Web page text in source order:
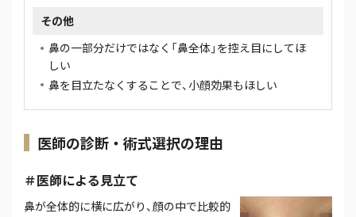
その他
鼻の一部分だけではなく「鼻全体」を控え目にしてほ
しい
鼻を目立たなくすることで、小顔効果もほしい
医師の診断・術式選択の理由
＃医師による見立て
鼻が全体的に横に広がり、顔の中で比較的